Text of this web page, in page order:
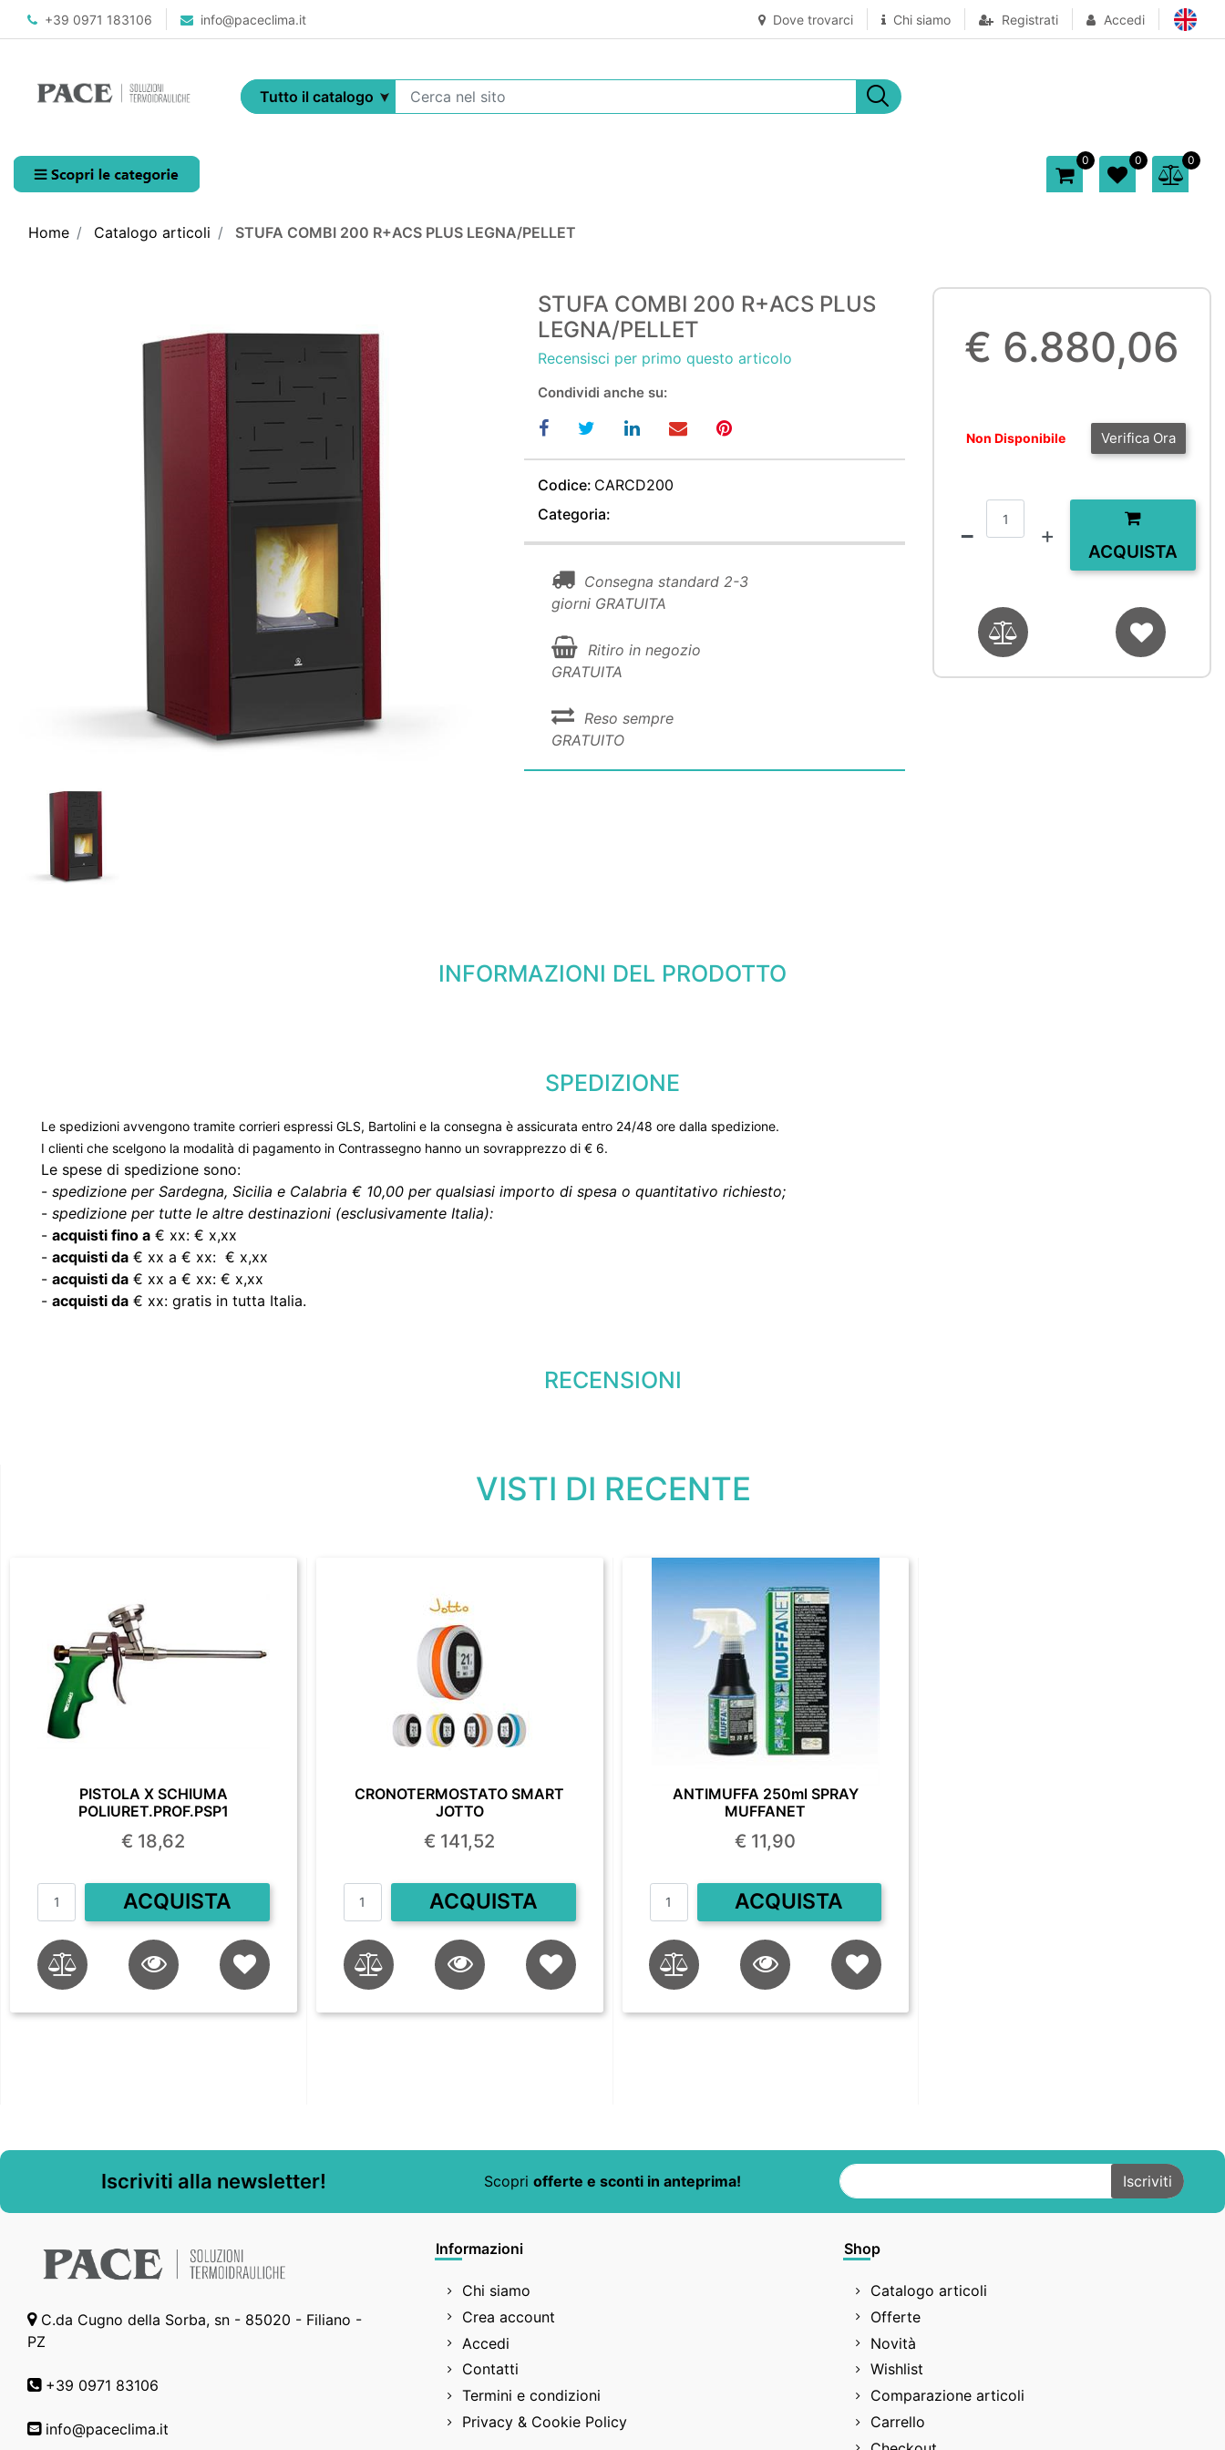
+39 0971 183106 info@paceclima.it Dove trovarci Chi siamo Registrati Accedi
Open menu 0 0 0
Home Catalogo articoli STUFA COMBI 200 R+ACS PLUS LEGNA/PELLET
STUFA COMBI 200 R+ACS PLUS
LEGNA/PELLET
Recensisci per primo questo articolo
Condividi anche su:
Codice: CARCD200
Categoria:
Consegna standard 2-3
giorni GRATUITA
Ritiro in negozio
GRATUITA
Reso sempre
GRATUITO
€ 6.880,06
Verifica Ora
Non Disponibile
ACQUISTA
INFORMAZIONI DEL PRODOTTO
SPEDIZIONE
Le spedizioni avvengono tramite corrieri espressi GLS, Bartolini e la consegna è assicurata entro 24/48 ore dalla spedizione.
I clienti che scelgono la modalità di pagamento in Contrassegno hanno un sovrapprezzo di € 6.
Le spese di spedizione sono:
- spedizione per Sardegna, Sicilia e Calabria € 10,00 per qualsiasi importo di spesa o quantitativo richiesto;
- spedizione per tutte le altre destinazioni (esclusivamente Italia):
- acquisti fino a € xx: € x,xx
- acquisti da € xx a € xx: € x,xx
- acquisti da € xx a € xx: € x,xx
- acquisti da € xx: gratis in tutta Italia.
RECENSIONI
VISTI DI RECENTE
PISTOLA X SCHIUMA
POLIURET.PROF.PSP1
€ 18,62
Quantità
ACQUISTA
CRONOTERMOSTATO SMART
JOTTO
€ 141,52
Quantità
ACQUISTA
ANTIMUFFA 250ml SPRAY
MUFFANET
€ 11,90
Quantità
ACQUISTA
Iscriviti alla newsletter! Scopri offerte e sconti in anteprima!
C.da Cugno della Sorba, sn - 85020 - Filiano -
PZ
+39 0971 83106
info@paceclima.it
Informazioni
Chi siamo
Crea account
Accedi
Contatti
Termini e condizioni
Privacy & Cookie Policy
Shop
Catalogo articoli
Offerte
Novità
Wishlist
Comparazione articoli
Carrello